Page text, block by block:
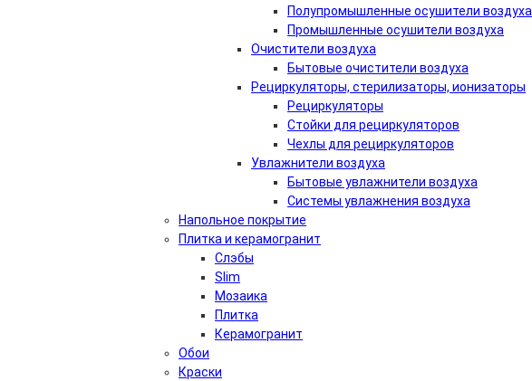
Полупромышленные осушители воздуха
Промышленные осушители воздуха
Очистители воздуха
Бытовые очистители воздуха
Рециркуляторы, стерилизаторы, ионизаторы
Рециркуляторы
Стойки для рециркуляторов
Чехлы для рециркуляторов
Увлажнители воздуха
Бытовые увлажнители воздуха
Системы увлажнения воздуха
Напольное покрытие
Плитка и керамогранит
Слэбы
Slim
Мозаика
Плитка
Керамогранит
Обои
Краски